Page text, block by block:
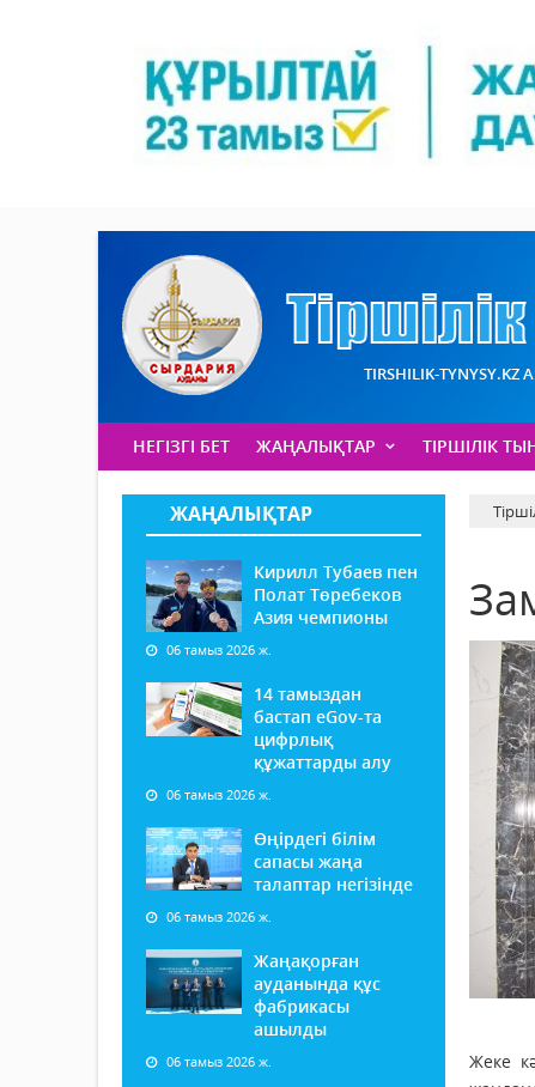
TIRSHILIK-
НЕГІЗГІ БЕТ ЖАҢАЛЫҚТАР ТІРШІЛІК
ЖАҢАЛЫҚТАР
Кирилл Тубаев пен
Полат Төребеков
Азия чемпионы
06 тамыз 2026 ж.
14 тамыздан
бастап еGov-та
цифрлық
құжаттарды алу
06 тамыз 2026 ж.
Өңірдегі білім
сапасы жаңа
талаптар негізінде
06 тамыз 2026 ж.
Жаңақорған
ауданында құс
фабрикасы
ашылды
06 тамыз 2026 ж.
Жеке